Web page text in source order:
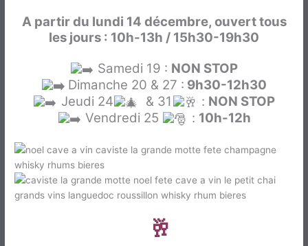
A partir du lundi 14 décembre, ouvert tous
les jours : 10h-13h / 15h30-19h30
Samedi 19 : NON STOP
Dimanche 20 & 27 : 9h30-12h30
Jeudi 24
& 31 : NON STOP
Vendredi 25
: 10h-12h
🍷 Le Catalogue est arrivé
🥂